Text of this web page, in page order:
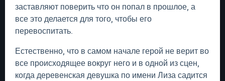
заставляют поверить что он попал в прошлое, а
все это делается для того, чтобы его
перевоспитать.
Естественно, что в самом начале герой не верит во
все происходящее вокруг него и в одной из сцен,
когда деревенская девушка по имени Лиза садится